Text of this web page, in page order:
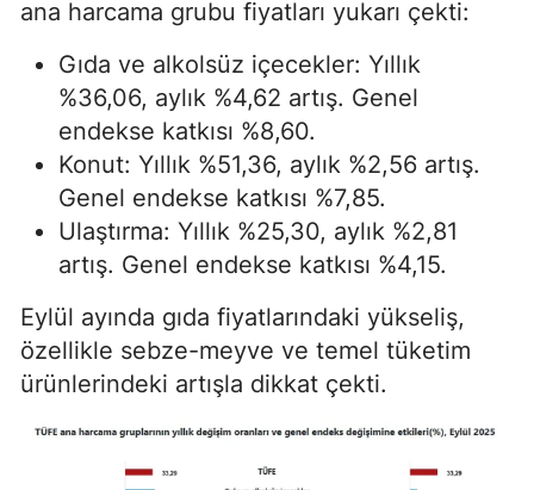
ana harcama grubu fiyatları yukarı çekti:
Gıda ve alkolsüz içecekler: Yıllık
%36,06, aylık %4,62 artış. Genel
endekse katkısı %8,60.
Konut: Yıllık %51,36, aylık %2,56 artış.
Genel endekse katkısı %7,85.
Ulaştırma: Yıllık %25,30, aylık %2,81
artış. Genel endekse katkısı %4,15.
Eylül ayında gıda fiyatlarındaki yükseliş,
özellikle sebze-meyve ve temel tüketim
ürünlerindeki artışla dikkat çekti.